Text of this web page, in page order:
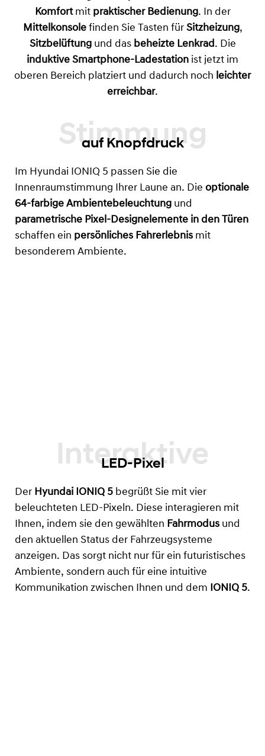
Komfortmit praktischer Bedienung. In der
Mittelkonsolefinden Sie Tasten für Sitzheizung,
Sitzbelüftungund das beheizte Lenkrad. Die
induktive Smartphone-Ladestation ist jetzt im
oberen Bereich platziert und dadurch noch leichter
erreichbar.
auf Knopfdruck
Im Hyundai IONIQ 5 passen Sie die
Innenraumstimmung Ihrer Laune an. Die optionale
64-farbige Ambientebeleuchtung und
parametrische Pixel-Designelemente in den Türen
schaffen ein persönliches Fahrerlebnis mit
besonderem Ambiente.
LED-Pixel
Der Hyundai IONIQ 5 begrüßt Sie mit vier
beleuchteten LED-Pixeln. Diese interagieren mit
Ihnen, indem sie den gewählten Fahrmodus und
den aktuellen Status der Fahrzeugsysteme
anzeigen. Das sorgt nicht nur für ein futuristisches
Ambiente, sondern auch für eine intuitive
Kommunikation zwischen Ihnen und dem IONIQ 5.